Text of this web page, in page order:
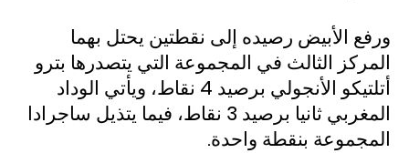
ورفع الأبيض رصيده إلى نقطتين يحتل بهما
المركز الثالث في المجموعة التي يتصدرها بترو
أتلتيكو الأنجولي برصيد 4 نقاط، ويأتي الوداد
المغربي ثانيا برصيد 3 نقاط، فيما يتذيل ساجرادا
المجموعة بنقطة واحدة.